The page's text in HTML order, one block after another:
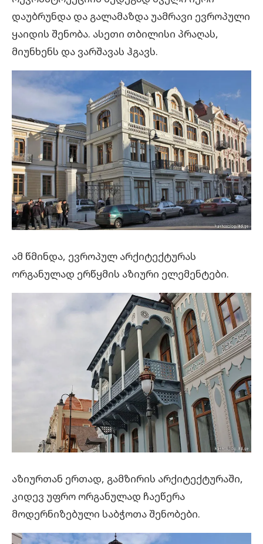
დაუბრუნდა და გალამაზდა უამრავი ევროპული
ყაიდის შენობა. ასეთი თბილისი პრაღას,
მიუნხენს და ვარშავას ჰგავს.
ამ წმინდა, ევროპულ არქიტექტურას
ორგანულად ერწყმის აზიური ელემენტები.
აზიურთან ერთად, გამზირის არქიტექტურაში,
კიდევ უფრო ორგანულად ჩაეწერა
მოდერნიზებული საბჭოთა შენობები.